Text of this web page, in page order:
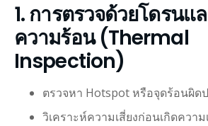
1. การตรวจด้วยโดรนแ
ความร้อน (Thermal
Inspection)
ตรวจหา Hotspot หรือจุดร้อนผิด
วิเคราะห์ความเสี่ยงก่อนเกิดความ